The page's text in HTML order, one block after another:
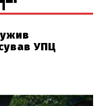
УПЦ